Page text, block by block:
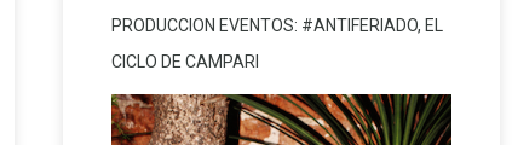
PRODUCCION EVENTOS: #ANTIFERIADO, EL
CICLO DE CAMPARI